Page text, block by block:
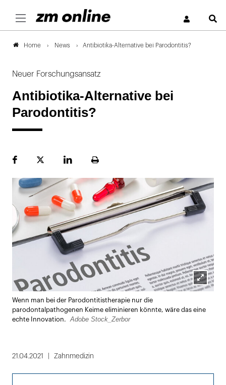
Home News Antibiotika-Alternative bei Parodontitis?
Neuer Forschungsansatz
Antibiotika-Alternative bei
Parodontitis?
FacebookPlattformLinekdInSeite
Lightbox
Wenn man bei der Parodontitistherapie nur die
parodontalpathogenen Keime eliminieren könnte, wäre das eine
echte Innovation.
Adobe Stock_Zerbor
21.04.2021 Zahnmedizin